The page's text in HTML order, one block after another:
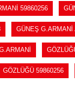
59860256
GÜNEŞ G.ARMANİ
GÖZLÜĞÜ 59860256